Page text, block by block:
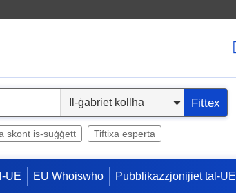
Fittex
skont is-suġġett Tiftixa esperta
UE EU Whoiswho Pubblikazzjonijiet tal-UE